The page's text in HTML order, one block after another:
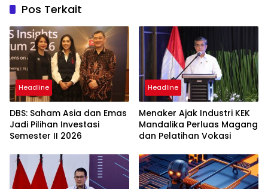
Pos Terkait
Headline
DBS: Saham Asia dan Emas
Jadi Pilihan Investasi
Semester II 2026
Headline
Menaker Ajak Industri KEK
Mandalika Perluas Magang
dan Pelatihan Vokasi